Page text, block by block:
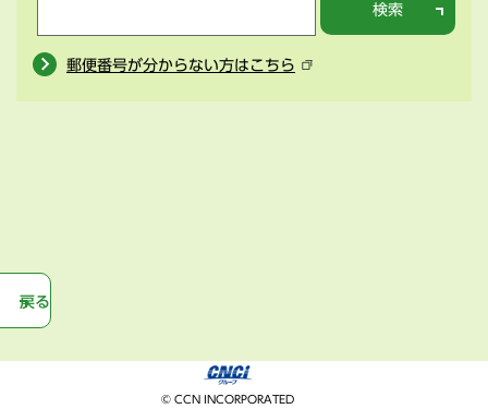
検索
郵便番号が分からない方はこちら
戻る
© CCN INCORPORATED